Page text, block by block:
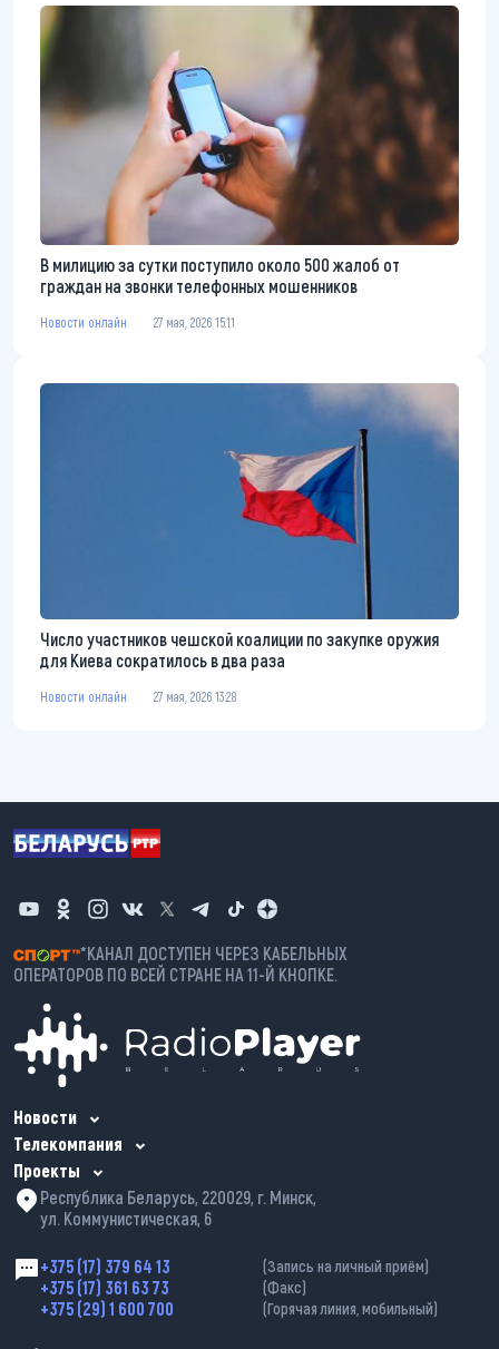
В милицию за сутки поступило около 500 жалоб от
граждан на звонки телефонных мошенников
Новости онлайн 27 мая, 2026 15:11
Число участников чешской коалиции по закупке оружия
для Киева сократилось в два раза
Новости онлайн 27 мая, 2026 13:28
*КАНАЛ ДОСТУПЕН ЧЕРЕЗ КАБЕЛЬНЫХ
ОПЕРАТОРОВ ПО ВСЕЙ СТРАНЕ НА 11-Й КНОПКЕ.
Новости
Телекомпания
Проекты
Республика Беларусь, 220029, г. Минск,
ул. Коммунистическая, 6
+375 (17) 379 64 13 (Запись на личный приём)
+375 (17) 361 63 73 (Факс)
+375 (29) 1 600 700 (Горячая линия, мобильный)